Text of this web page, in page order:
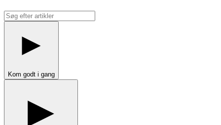
Kom godt i gang